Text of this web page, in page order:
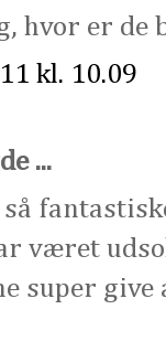
hvor er de
kl. 10.09
...
så
været
super